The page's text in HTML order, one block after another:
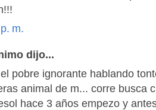
m.
dijo...
pobre ignorante hablando
animal de m... corre busca
hace 3 años empezo y